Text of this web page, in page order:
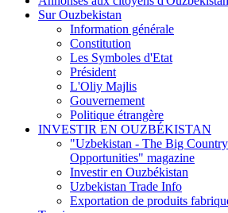
Sur Ouzbekistan
Information générale
Constitution
Les Symboles d'Etat
Président
L'Oliy Majlis
Gouvernement
Politique étrangère
INVESTIR EN OUZBÉKISTAN
"Uzbekistan - The Big
Opportunities" magazine
Investir en Ouzbékistan
Uzbekistan Trade Info
Exportation de produits